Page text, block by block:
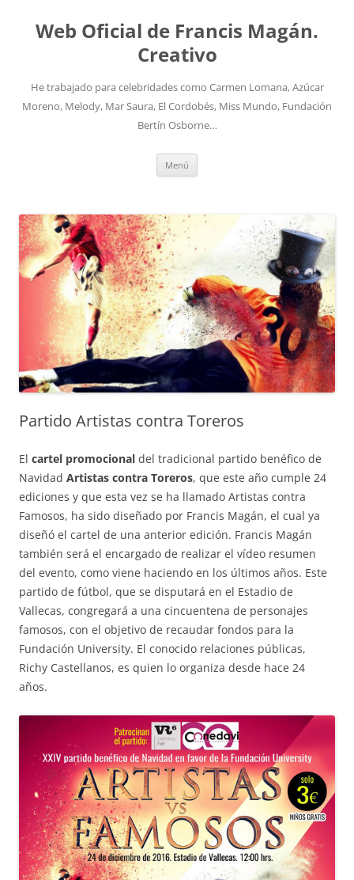
contenido
Web Oficial de Francis Magán.
Creativo
He trabajado para celebridades como Carmen Lomana, Azúcar
Moreno, Melody, Mar Saura, El Cordobés, Miss Mundo, Fundación
Bertín Osborne…
Menú
Partido Artistas contra Toreros
El cartel promocional del tradicional partido benéfico de
Navidad Artistas contra Toreros, que este año cumple 24
ediciones y que esta vez se ha llamado Artistas contra
Famosos, ha sido diseñado por Francis Magán, el cual ya
diseñó el cartel de una anterior edición. Francis Magán
también será el encargado de realizar el vídeo resumen
del evento, como viene haciendo en los últimos años. Este
partido de fútbol, que se disputará en el Estadio de
Vallecas, congregará a una cincuentena de personajes
famosos, con el objetivo de recaudar fondos para la
Fundación University. El conocido relaciones públicas,
Richy Castellanos, es quien lo organiza desde hace 24
años.